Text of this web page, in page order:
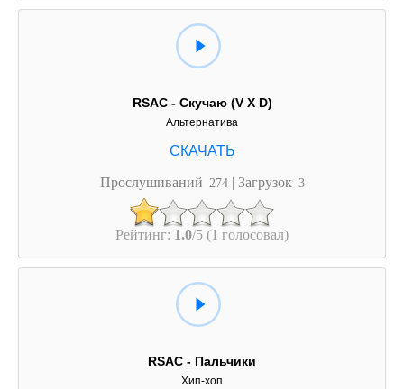
RSAC - Скучаю (V X D)
Альтернатива
Прослушиваний 274 | Загрузок 3
Рейтинг: 1.0/5 (1 голосовал)
RSAC - Пальчики
Хип-хоп